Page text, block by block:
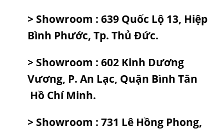
> Showroom : 639 Quốc Lộ 13, Hiệp
Bình Phước, Tp. Thủ Đức.
> Showroom : 602 Kinh Dương
Vương, P. An Lạc, Quận Bình Tân
Hồ Chí Minh.
> Showroom : 731 Lê Hồng Phong,